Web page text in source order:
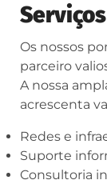
Os nossos
parceiro
A nossa
acrescenta
Redes e
Suporte
Consultoria